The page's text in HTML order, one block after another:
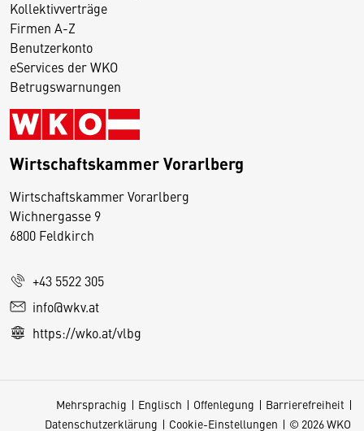
Kollektivverträge
Firmen A-Z
Benutzerkonto
eServices der WKO
Betrugswarnungen
Wirtschaftskammer Vorarlberg
Wirtschaftskammer Vorarlberg
Wichnergasse 9
6800 Feldkirch
+43 5522 305
info@wkv.at
https://wko.at/vlbg
Mehrsprachig Englisch Offenlegung
Barrierefreiheit
Datenschutzerklärung
Cookie-Einstellungen © 2026 WKO
D
i
e
e
S
e